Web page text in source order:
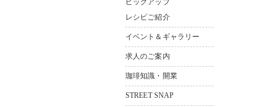
ピックアップ
レシピご紹介
イベント＆ギャラリー
求人のご案内
珈琲知識・開業
STREET SNAP